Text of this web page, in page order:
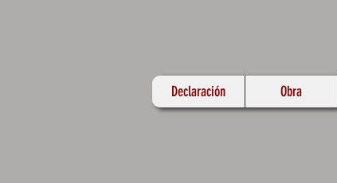
Declaración Obra